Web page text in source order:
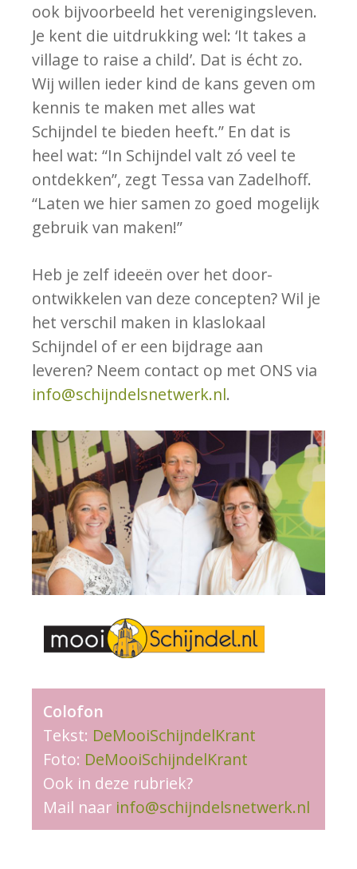
ook bijvoorbeeld het verenigingsleven.
Je kent die uitdrukking wel: ‘It takes a
village to raise a child’. Dat is écht zo.
Wij willen ieder kind de kans geven om
kennis te maken met alles wat
Schijndel te bieden heeft.” En dat is
heel wat: “In Schijndel valt zó veel te
ontdekken”, zegt Tessa van Zadelhoff.
“Laten we hier samen zo goed mogelijk
gebruik van maken!”
Heb je zelf ideeën over het door-
ontwikkelen van deze concepten? Wil je
het verschil maken in klaslokaal
Schijndel of er een bijdrage aan
leveren? Neem contact op met ONS via
info@schijndelsnetwerk.nl.
Colofon
Tekst: DeMooiSchijndelKrant
Foto: DeMooiSchijndelKrant
Ook in deze rubriek?
Mail naar info@schijndelsnetwerk.nl